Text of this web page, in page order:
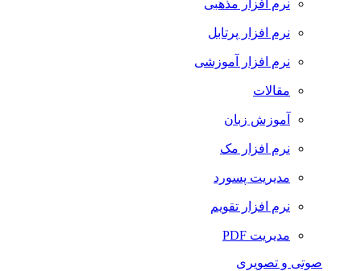
نرم افزار مذهبی
نرم افزار پرتابل
نرم افزار آموزشی
مقالات
آموزش زبان
نرم افزار مک
مدیریت پسورد
نرم افزار تقویم
مدیریت PDF
صوتی و تصویری